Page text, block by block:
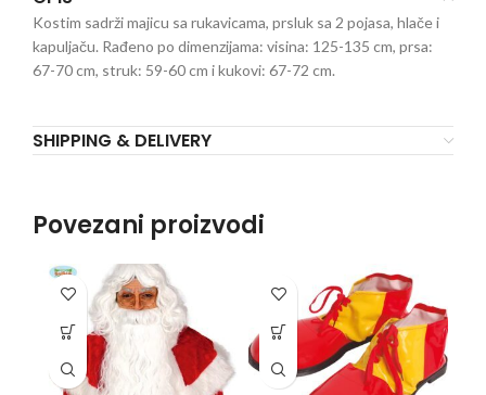
Kostim sadrži majicu sa rukavicama, prsluk sa 2 pojasa, hlače i
kapuljaču. Rađeno po dimenzijama: visina: 125-135 cm, prsa:
67-70 cm, struk: 59-60 cm i kukovi: 67-72 cm.
SHIPPING & DELIVERY
Povezani proizvodi